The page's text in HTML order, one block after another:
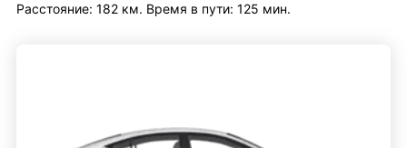
Расстояние: 182 км. Время в пути: 125 мин.